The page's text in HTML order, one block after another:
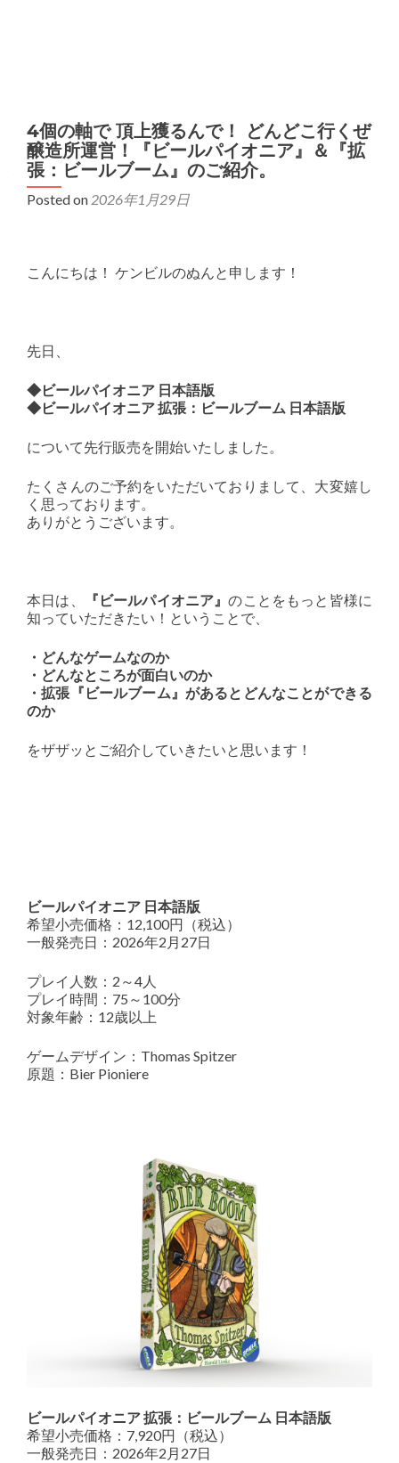
4個の軸で 頂上獲るんで！ どんどこ行くぜ
醸造所運営！『ビールパイオニア』＆『拡
張：ビールブーム』のご紹介。
Posted on 2026年1月29日
こんにちは！ ケンビルのぬんと申します！
先日、
◆ビールパイオニア 日本語版
◆ビールパイオニア 拡張：ビールブーム 日本語版
について先行販売を開始いたしました。
たくさんのご予約をいただいておりまして、大変嬉し
く思っております。
ありがとうございます。
本日は、 『ビールパイオニア』のことをもっと皆様に
知っていただきたい！ということで、
・どんなゲームなのか
・どんなところが面白いのか
・拡張『ビールブーム』があるとどんなことができる
のか
をザザッとご紹介していきたいと思います！
ビールパイオニア 日本語版
希望小売価格：12,100円（税込）
一般発売日：2026年2月27日
プレイ人数：2～4人
プレイ時間：75～100分
対象年齢：12歳以上
ゲームデザイン：Thomas Spitzer
原題：Bier Pioniere
ビールパイオニア 拡張：ビールブーム 日本語版
希望小売価格：7,920円（税込）
一般発売日：2026年2月27日